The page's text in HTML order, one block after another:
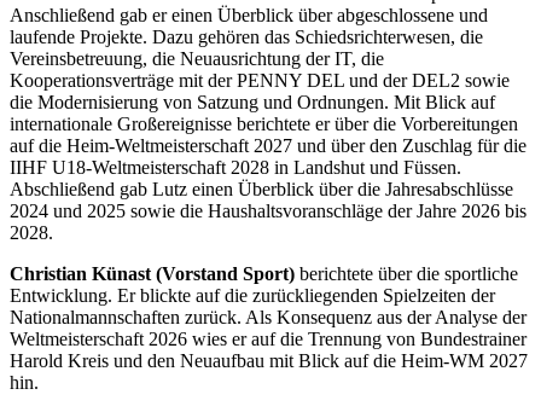
Anschließend gab er einen Überblick über abgeschlossene und
laufende Projekte. Dazu gehören das Schiedsrichterwesen, die
Vereinsbetreuung, die Neuausrichtung der IT, die
Kooperationsverträge mit der PENNY DEL und der DEL2 sowie
die Modernisierung von Satzung und Ordnungen. Mit Blick auf
internationale Großereignisse berichtete er über die Vorbereitungen
auf die Heim-Weltmeisterschaft 2027 und über den Zuschlag für die
IIHF U18-Weltmeisterschaft 2028 in Landshut und Füssen.
Abschließend gab Lutz einen Überblick über die Jahresabschlüsse
2024 und 2025 sowie die Haushaltsvoranschläge der Jahre 2026 bis
2028.
Christian Künast (Vorstand Sport) berichtete über die sportliche
Entwicklung. Er blickte auf die zurückliegenden Spielzeiten der
Nationalmannschaften zurück. Als Konsequenz aus der Analyse der
Weltmeisterschaft 2026 wies er auf die Trennung von Bundestrainer
Harold Kreis und den Neuaufbau mit Blick auf die Heim-WM 2027
hin.